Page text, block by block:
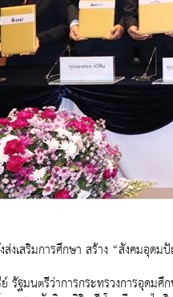
งเสริมการศึกษา สร้าง “สังคมอุดม
รัฐมนตรีว่าการกระทรวงการอุดม